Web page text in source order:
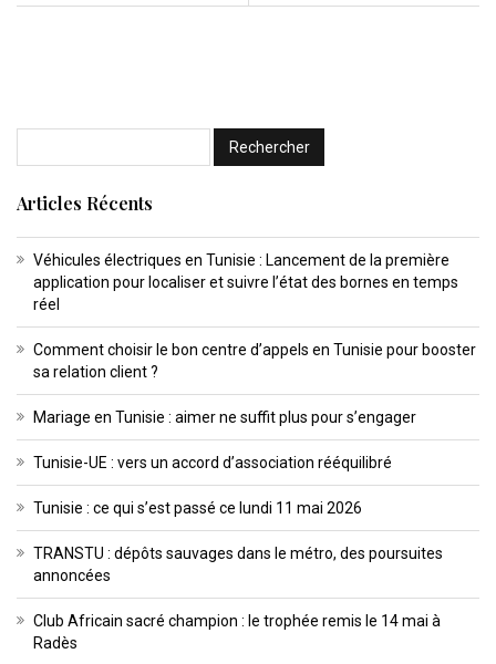
Articles Récents
Véhicules électriques en Tunisie : Lancement de la première
application pour localiser et suivre l’état des bornes en temps
réel
Comment choisir le bon centre d’appels en Tunisie pour booster
sa relation client ?
Mariage en Tunisie : aimer ne suffit plus pour s’engager
Tunisie-UE : vers un accord d’association rééquilibré
Tunisie : ce qui s’est passé ce lundi 11 mai 2026
TRANSTU : dépôts sauvages dans le métro, des poursuites
annoncées
Club Africain sacré champion : le trophée remis le 14 mai à
Radès